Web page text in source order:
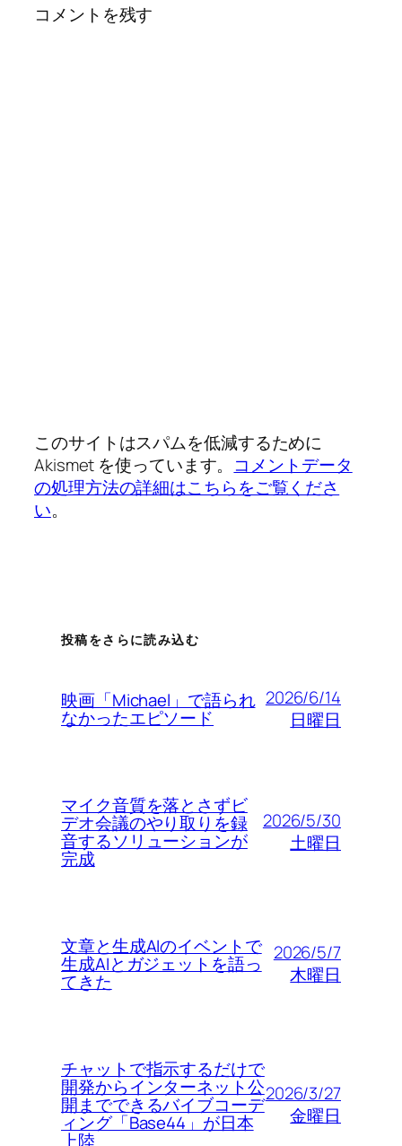
コメントを残す
このサイトはスパムを低減するために
Akismet を使っています。 コメントデータ
の処理方法の詳細はこちらをご覧くださ
い。
投稿をさらに読み込む
映画「Michael」で語られ
なかったエピソード
2026/6/14
日曜日
マイク音質を落とさずビ
デオ会議のやり取りを録
音するソリューションが
完成
2026/5/30
土曜日
文章と生成AIのイベントで
生成AIとガジェットを語っ
てきた
2026/5/7
木曜日
チャットで指示するだけで
開発からインターネット公
開までできるバイブコーデ
ィング「Base44」が日本
上陸
2026/3/27
金曜日